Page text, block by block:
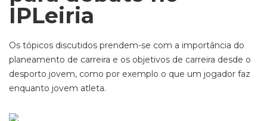
IPLeiria
Os tópicos discutidos prendem-se com a importância do
planeamento de carreira e os objetivos de carreira desde o
desporto jovem, como por exemplo o que um jogador faz
enquanto jovem atleta.